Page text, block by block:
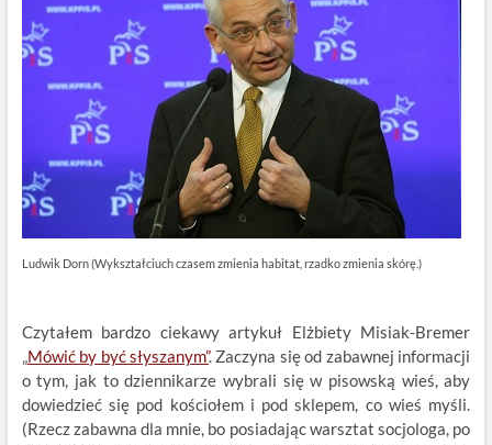
Ludwik Dorn (Wykształciuch czasem zmienia habitat, rzadko zmienia skórę.)
Czytałem bardzo ciekawy artykuł Elżbiety Misiak-Bremer
„Mówić by być słyszanym”. Zaczyna się od zabawnej informacji
o tym, jak to dziennikarze wybrali się w pisowską wieś, aby
dowiedzieć się pod kościołem i pod sklepem, co wieś myśli.
(Rzecz zabawna dla mnie, bo posiadając warsztat socjologa, po